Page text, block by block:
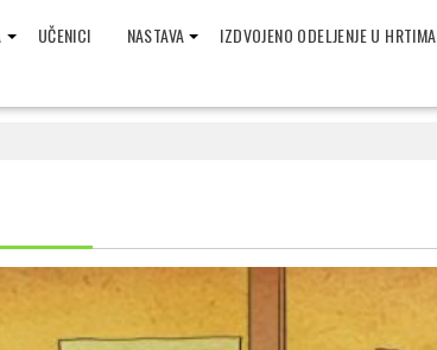
UČENICI NASTAVA IZDVOJENO ODELJENJE U HRTIMA